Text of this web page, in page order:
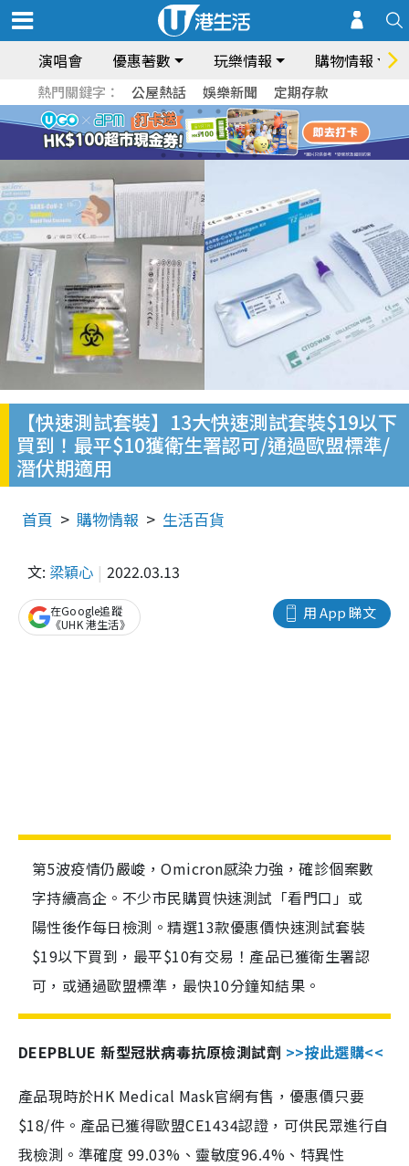
演唱會 優惠著數 玩樂情報 購物情報
熱門關鍵字： 公屋熱話 娛樂新聞 定期存款
【快速測試套裝】13大快速測試套裝$19以下
買到！最平$10獲衛生署認可/通過歐盟標準/
潛伏期適用
首頁 購物情報 生活百貨
文: 梁穎心 2022.03.13
用 App 睇文
在Google追蹤
《UHK 港生活》
第5波疫情仍嚴峻，Omicron感染力強，確診個案數
字持續高企。不少市民購買快速測試「看門口」或
陽性後作每日檢測。精選13款優惠價快速測試套裝
$19以下買到，最平$10有交易！產品已獲衛生署認
可，或通過歐盟標準，最快10分鐘知結果。
DEEPBLUE 新型冠狀病毒抗原檢測試劑 >>按此選購<<
產品現時於HK Medical Mask官網有售，優惠價只要
$18/件。產品已獲得歐盟CE1434認證，可供民眾進行自
我檢測。準確度 99.03%、靈敏度96.4%、特異性